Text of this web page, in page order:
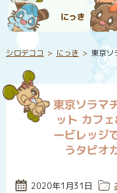
にっき
シロデココ にっき 東京ソ
東京ソラマ
ット カフ
ービレッジ
うタピオ
投稿日:
2020年1月31日